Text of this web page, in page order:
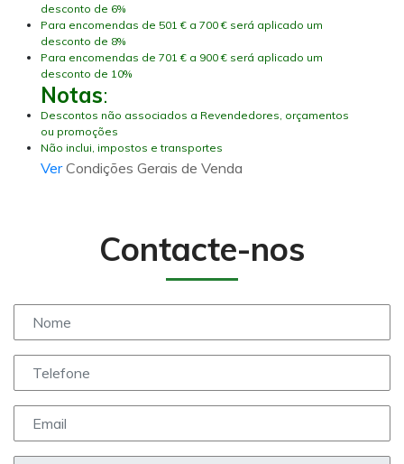
desconto de 6%
Para encomendas de 501 € a 700 € será aplicado um
desconto de 8%
Para encomendas de 701 € a 900 € será aplicado um
desconto de 10%
Notas:
Descontos não associados a Revendedores, orçamentos
ou promoções
Não inclui, impostos e transportes
VerCondições Gerais de Venda
Contacte-nos